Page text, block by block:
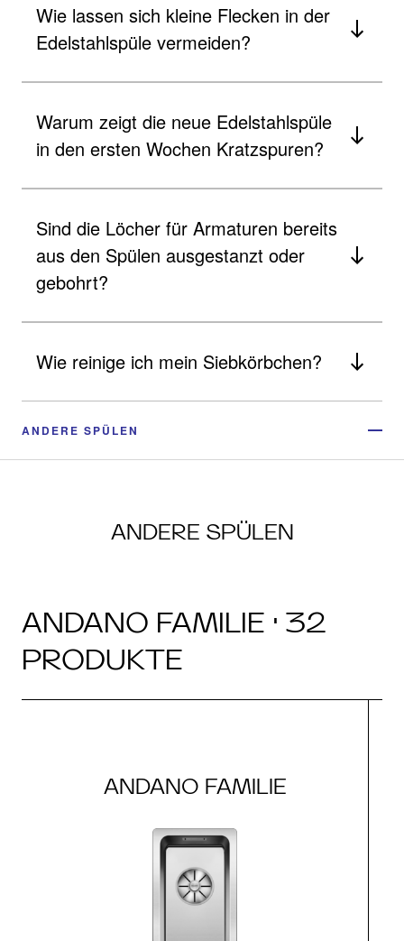
Wie lassen sich kleine Flecken in der
Edelstahlspüle vermeiden?
Warum zeigt die neue Edelstahlspüle
in den ersten Wochen Kratzspuren?
Sind die Löcher für Armaturen bereits
aus den Spülen ausgestanzt oder
gebohrt?
Wie reinige ich mein Siebkörbchen?
ANDERE SPÜLEN
ANDERE SPÜLEN
ANDANO FAMILIE · 32
PRODUKTE
ANDANO FAMILIE